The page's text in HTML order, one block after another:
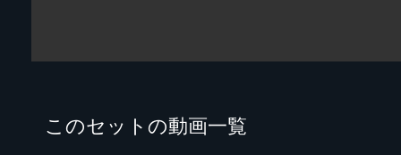
このセットの動画一覧